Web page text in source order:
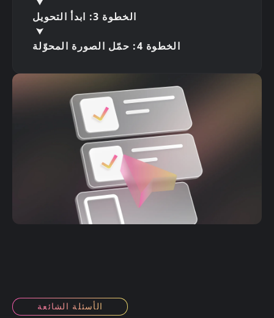
الخطوة 3: ابدأ التحويل
الخطوة 4: حمّل الصورة المحوّلة
الأسئلة الشائعة